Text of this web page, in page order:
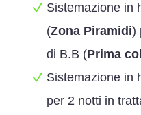
Sistemazione in
(Zona Piramidi)
di B.B (Prima
Sistemazione in
per 2 notti in